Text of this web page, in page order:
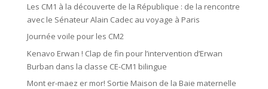
Les CM1 à la découverte de la République : de la rencontre
avec le Sénateur Alain Cadec au voyage à Paris
Journée voile pour les CM2
Kenavo Erwan ! Clap de fin pour l’intervention d’Erwan
Burban dans la classe CE-CM1 bilingue
Mont er-maez er mor! Sortie Maison de la Baie maternelle